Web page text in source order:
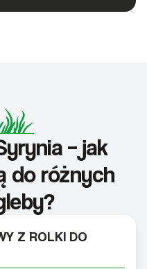
– jak
do różnych
Z ROLKI DO